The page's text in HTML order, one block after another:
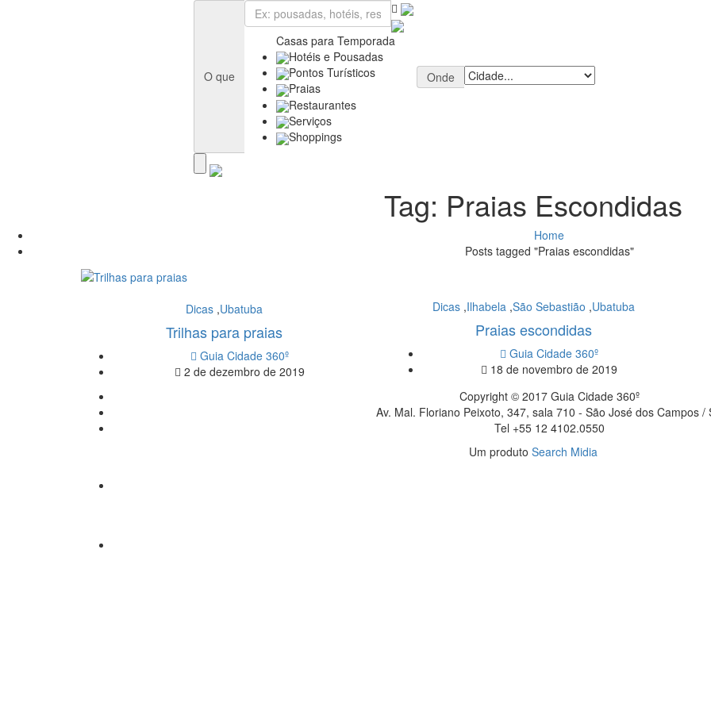
O que
Casas para Temporada
Hotéis e Pousadas
Pontos Turísticos
Praias
Restaurantes
Serviços
Shoppings
Onde
Tag: Praias Escondidas
Home
Posts tagged "Praias escondidas"
Dicas,Ubatuba
Trilhas para praias
Guia Cidade 360º
2 de dezembro de 2019
Dicas,Ilhabela,São Sebastião ,Ubatuba
Praias escondidas
Guia Cidade 360º
18 de novembro de 2019
Copyright © 2017 Guia Cidade 360º
Av. Mal. Floriano Peixoto, 347, sala 710 - São José dos Campos /
Tel +55 12 4102.0550
Um produto Search Midia